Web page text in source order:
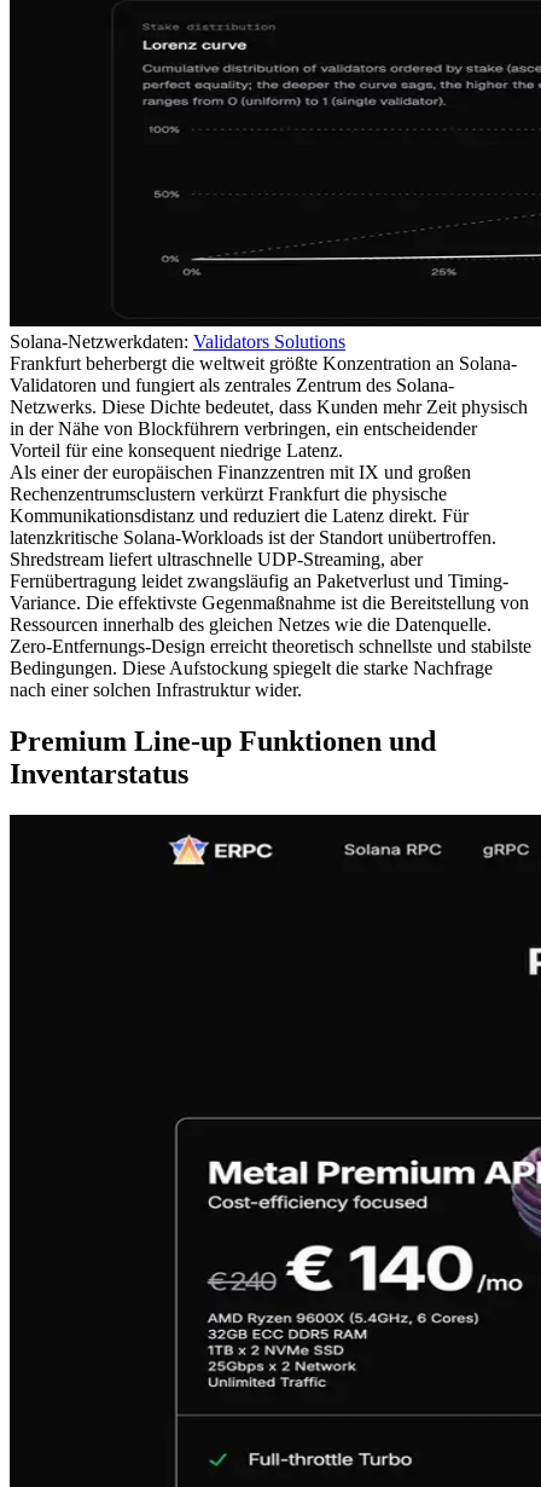
Solana-Netzwerkdaten: Validators Solutions
Frankfurt beherbergt die weltweit größte Konzentration an Solana-
Validatoren und fungiert als zentrales Zentrum des Solana-
Netzwerks. Diese Dichte bedeutet, dass Kunden mehr Zeit physisch
in der Nähe von Blockführern verbringen, ein entscheidender
Vorteil für eine konsequent niedrige Latenz.
Als einer der europäischen Finanzzentren mit IX und großen
Rechenzentrumsclustern verkürzt Frankfurt die physische
Kommunikationsdistanz und reduziert die Latenz direkt. Für
latenzkritische Solana-Workloads ist der Standort unübertroffen.
Shredstream liefert ultraschnelle UDP-Streaming, aber
Fernübertragung leidet zwangsläufig an Paketverlust und Timing-
Variance. Die effektivste Gegenmaßnahme ist die Bereitstellung von
Ressourcen innerhalb des gleichen Netzes wie die Datenquelle.
Zero-Entfernungs-Design erreicht theoretisch schnellste und stabilste
Bedingungen. Diese Aufstockung spiegelt die starke Nachfrage
nach einer solchen Infrastruktur wider.
Premium Line-up Funktionen und
Inventarstatus